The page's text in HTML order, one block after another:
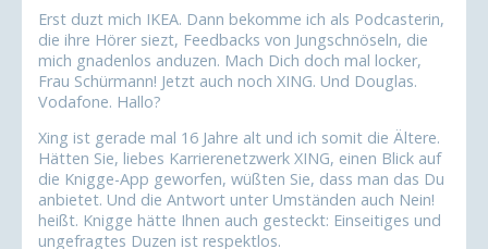
Erst duzt mich IKEA. Dann bekomme ich als Podcasterin,
die ihre Hörer siezt, Feedbacks von Jungschnöseln, die
mich gnadenlos anduzen. Mach Dich doch mal locker,
Frau Schürmann! Jetzt auch noch XING. Und Douglas.
Vodafone. Hallo?
Xing ist gerade mal 16 Jahre alt und ich somit die Ältere.
Hätten Sie, liebes Karrierenetzwerk XING, einen Blick auf
die Knigge-App geworfen, wüßten Sie, dass man das Du
anbietet. Und die Antwort unter Umständen auch Nein!
heißt. Knigge hätte Ihnen auch gesteckt: Einseitiges und
ungefragtes Duzen ist respektlos.